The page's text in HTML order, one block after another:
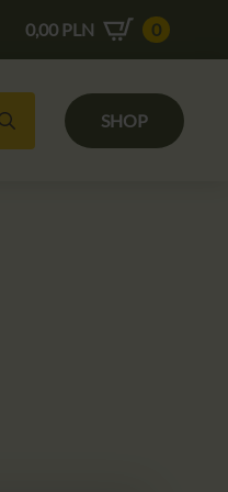
0,00 PLN 0
nach:
SHOP